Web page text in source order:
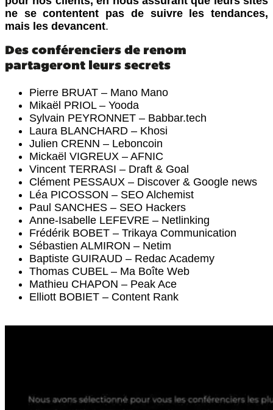
ne se contentent pas de suivre les tendances,
mais les devancent.
Des conférenciers de renom
partageront leurs secrets
Pierre BRUAT – Mano Mano
Mikaël PRIOL – Yooda
Sylvain PEYRONNET – Babbar.tech
Laura BLANCHARD – Khosi
Julien CRENN – Leboncoin
Mickaël VIGREUX – AFNIC
Vincent TERRASI – Draft & Goal
Clément PESSAUX – Discover & Google news
Léa PICOSSON – SEO Alchemist
Paul SANCHES – SEO Hackers
Anne-Isabelle LEFEVRE – Netlinking
Frédérik BOBET – Trikaya Communication
Sébastien ALMIRON – Netim
Baptiste GUIRAUD – Redac Academy
Thomas CUBEL – Ma Boîte Web
Mathieu CHAPON – Peak Ace
Elliott BOBIET – Content Rank